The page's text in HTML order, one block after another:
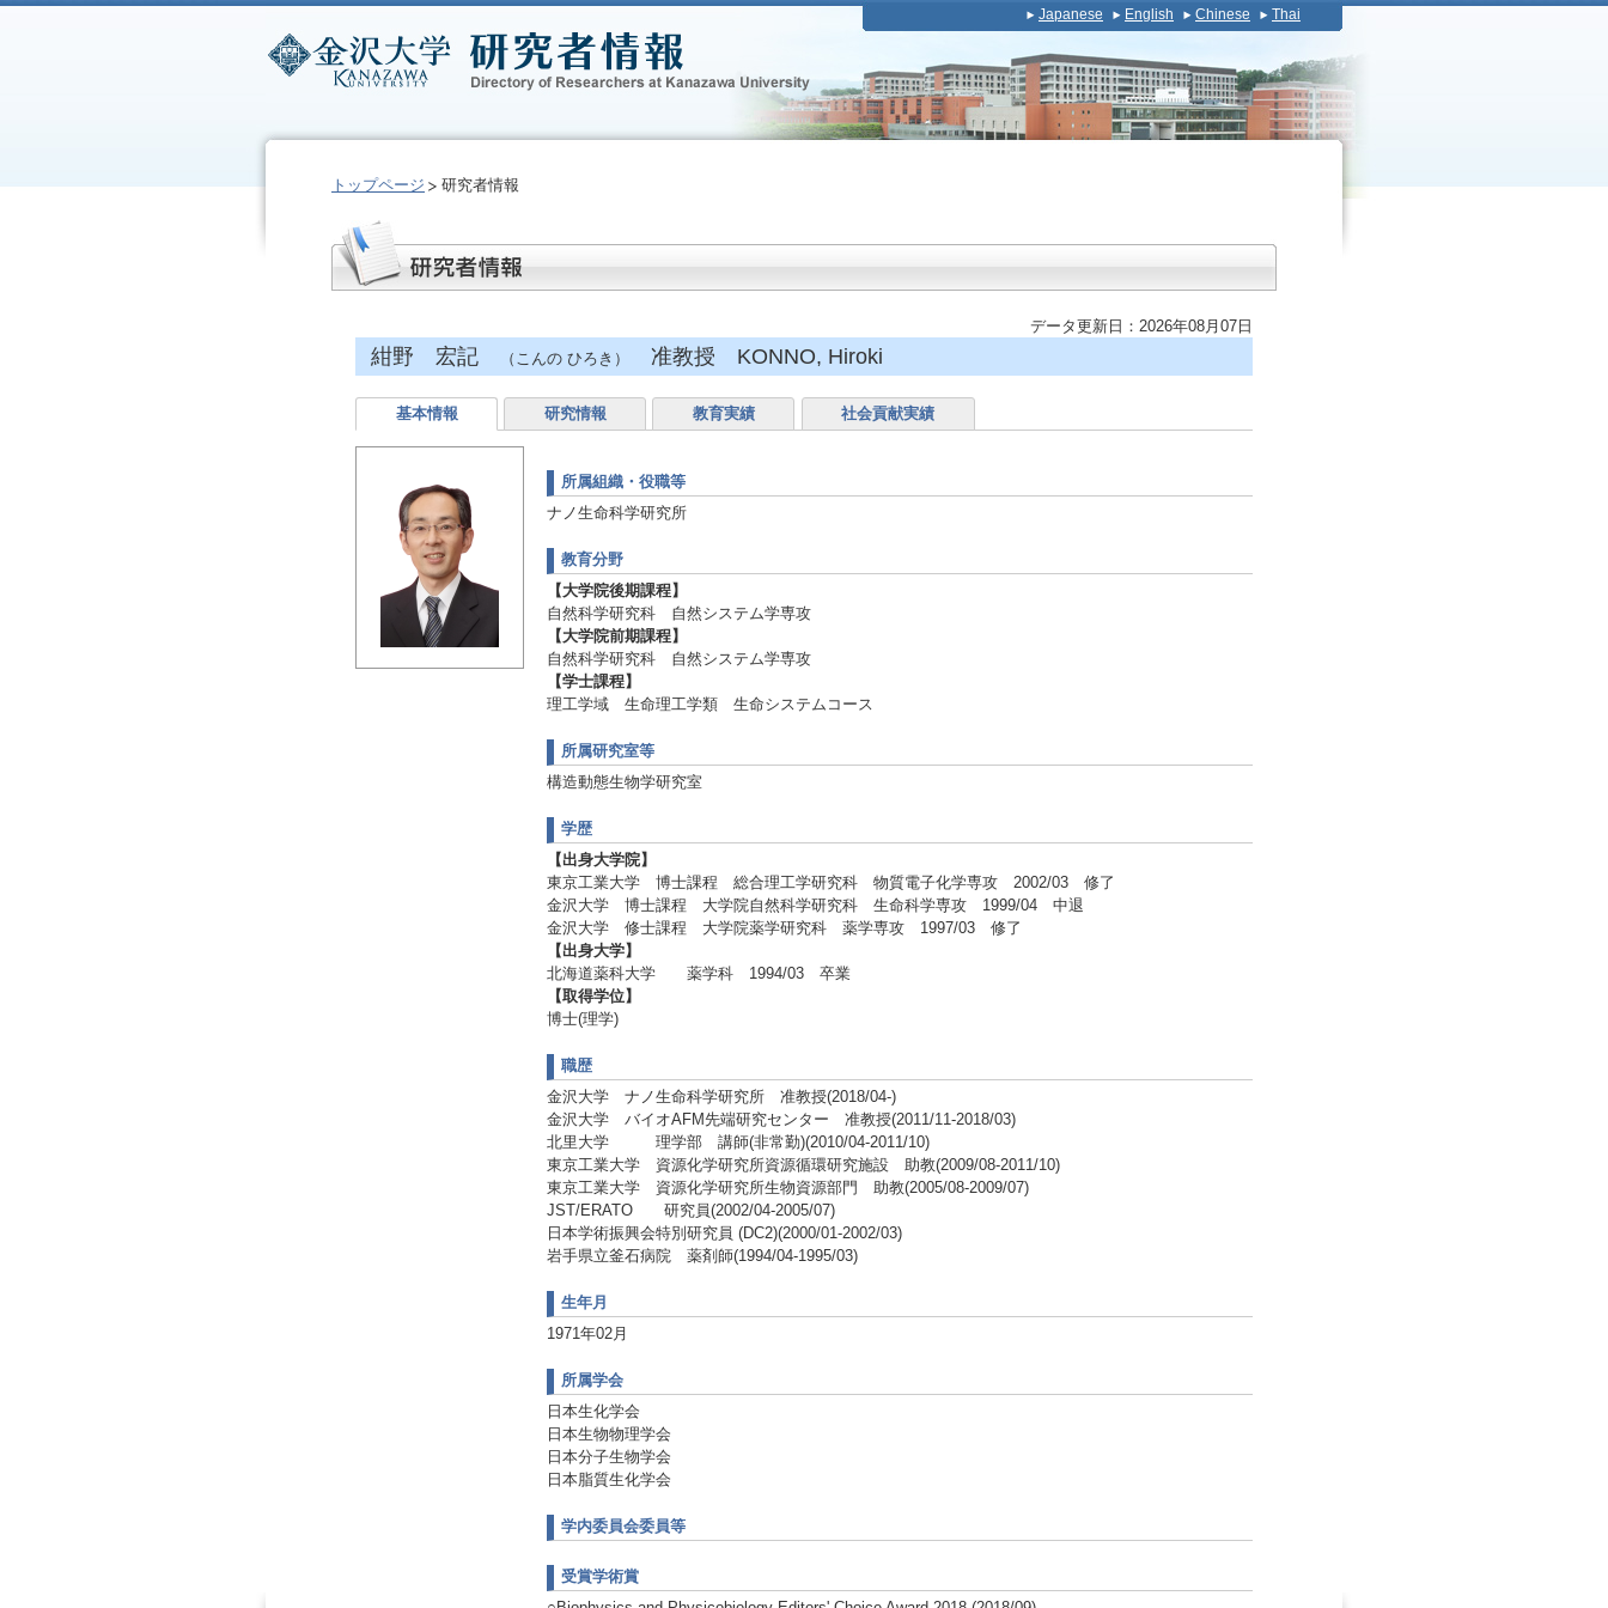
Japanese English Chinese Thai
トップページ 研究者情報
データ更新日：2026年08月07日
紺野 宏記 （こんの ひろき） 准教授 KONNO, Hiroki
基本情報 研究情報 教育実績 社会貢献実績
所属組織・役職等
ナノ生命科学研究所
教育分野
【大学院後期課程】
自然科学研究科 自然システム学専攻
【大学院前期課程】
自然科学研究科 自然システム学専攻
【学士課程】
理工学域 生命理工学類 生命システムコース
所属研究室等
構造動態生物学研究室
学歴
【出身大学院】
東京工業大学 博士課程 総合理工学研究科 物質電子化学専攻 2002/03 修了
金沢大学 博士課程 大学院自然科学研究科 生命科学専攻 1999/04 中退
金沢大学 修士課程 大学院薬学研究科 薬学専攻 1997/03 修了
【出身大学】
北海道薬科大学 薬学科 1994/03 卒業
【取得学位】
博士(理学)
職歴
金沢大学 ナノ生命科学研究所 准教授(2018/04-)
金沢大学 バイオAFM先端研究センター 准教授(2011/11-2018/03)
北里大学 理学部 講師(非常勤)(2010/04-2011/10)
東京工業大学 資源化学研究所資源循環研究施設 助教(2009/08-2011/10)
東京工業大学 資源化学研究所生物資源部門 助教(2005/08-2009/07)
JST/ERATO 研究員(2002/04-2005/07)
日本学術振興会特別研究員 (DC2)(2000/01-2002/03)
岩手県立釜石病院 薬剤師(1994/04-1995/03)
生年月
1971年02月
所属学会
日本生化学会
日本生物物理学会
日本分子生物学会
日本脂質生化学会
学内委員会委員等
受賞学術賞